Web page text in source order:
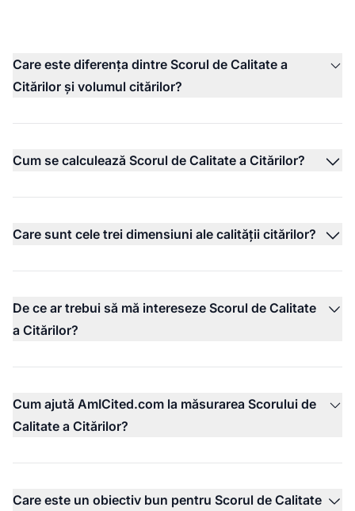
Care este diferența dintre Scorul de Calitate a
Citărilor și volumul citărilor?
Cum se calculează Scorul de Calitate a Citărilor?
Care sunt cele trei dimensiuni ale calității citărilor?
De ce ar trebui să mă intereseze Scorul de Calitate
a Citărilor?
Cum ajută AmICited.com la măsurarea Scorului de
Calitate a Citărilor?
Care este un obiectiv bun pentru Scorul de Calitate